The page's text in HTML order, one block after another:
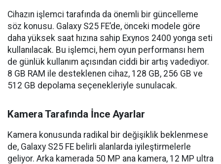
Cihazın işlemci tarafında da önemli bir güncelleme
söz konusu. Galaxy S25 FE’de, önceki modele göre
daha yüksek saat hızına sahip Exynos 2400 yonga seti
kullanılacak. Bu işlemci, hem oyun performansı hem
de günlük kullanım açısından ciddi bir artış vadediyor.
8 GB RAM ile desteklenen cihaz, 128 GB, 256 GB ve
512 GB depolama seçenekleriyle sunulacak.
Kamera Tarafında İnce Ayarlar
Kamera konusunda radikal bir değişiklik beklenmese
de, Galaxy S25 FE belirli alanlarda iyileştirmelerle
geliyor. Arka kamerada 50 MP ana kamera, 12 MP ultra